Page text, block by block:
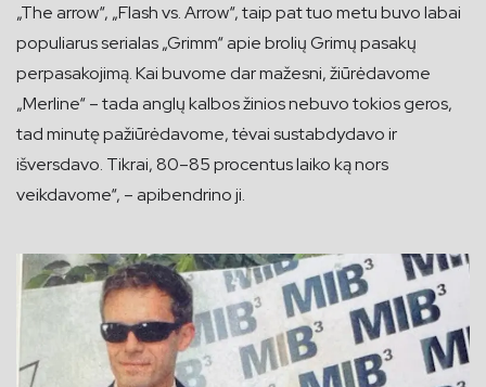
„The arrow“, „Flash vs. Arrow“, taip pat tuo metu buvo labai
populiarus serialas „Grimm“ apie brolių Grimų pasakų
perpasakojimą. Kai buvome dar mažesni, žiūrėdavome
„Merline“ – tada anglų kalbos žinios nebuvo tokios geros,
tad minutę pažiūrėdavome, tėvai sustabdydavo ir
išversdavo. Tikrai, 80–85 procentus laiko ką nors
veikdavome“, – apibendrino ji.